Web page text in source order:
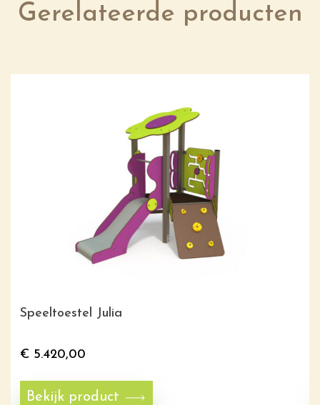
Gerelateerde producten
Speeltoestel Julia
€ 5.420,00
Bekijk product